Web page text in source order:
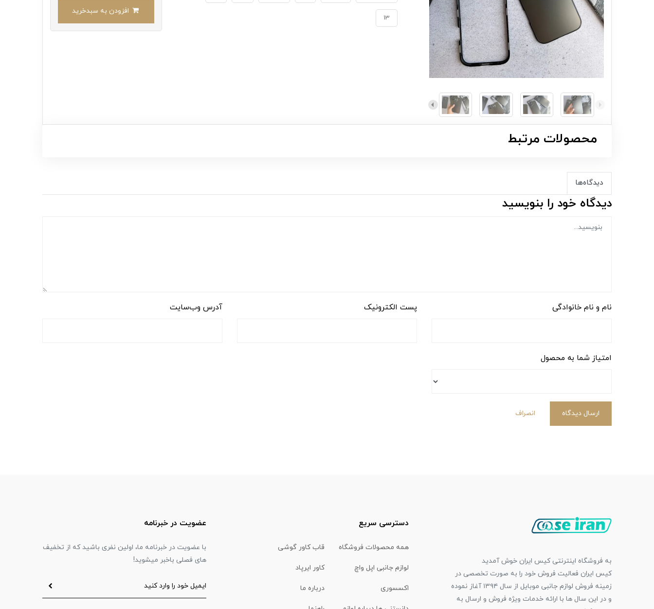
13
محصولات مرتبط
دیدگاه‌ها
دیدگاه خود را بنویسید
نام و نام خانوادگی پست الکترونیک آدرس وب‌سایت
امتیاز شما به محصول
ارسال دیدگاه انصراف
به فروشگاه اینترنتی کیس ایران خوش آمدید
کیس ایران فعالیت فروش خود را به صورت تخصصی در
زمینه فروش لوازم جانبی موبایل از سال ۱۳۹۴ آغاز نموده
و در این سال ها با ارائه خدمات ویژه فروش و ارسال به
دسترسی سریع
همه محصولات فروشگاه قاب کاور گوشی
لوازم جانبی اپل واچ کاور ایرپاد
اکسسوری درباره ما
عضویت در خبرنامه
با عضویت در خبرنامه ما، اولین نفری باشید که از تخفیف
های فصلی باخبر میشوید!